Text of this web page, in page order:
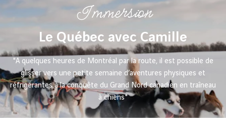
Immersion
Le Québec avec Camille
"A quelques heures de Montréal par la route, il est possible de
glisser vers une petite semaine d’aventures physiques et
réfrigérantes à la conquête du Grand Nord canadien en traîneau
à chiens"